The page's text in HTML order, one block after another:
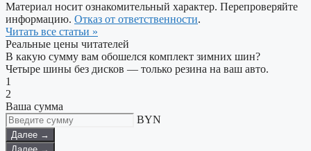
Материал носит ознакомительный характер. Перепроверяйте
информацию. Отказ от ответственности.
Читать все статьи »
Реальные цены читателей
В какую сумму вам обошелся комплект зимних шин?
Четыре шины без дисков — только резина на ваш авто.
1
2
Ваша сумма
BYN
Далее →